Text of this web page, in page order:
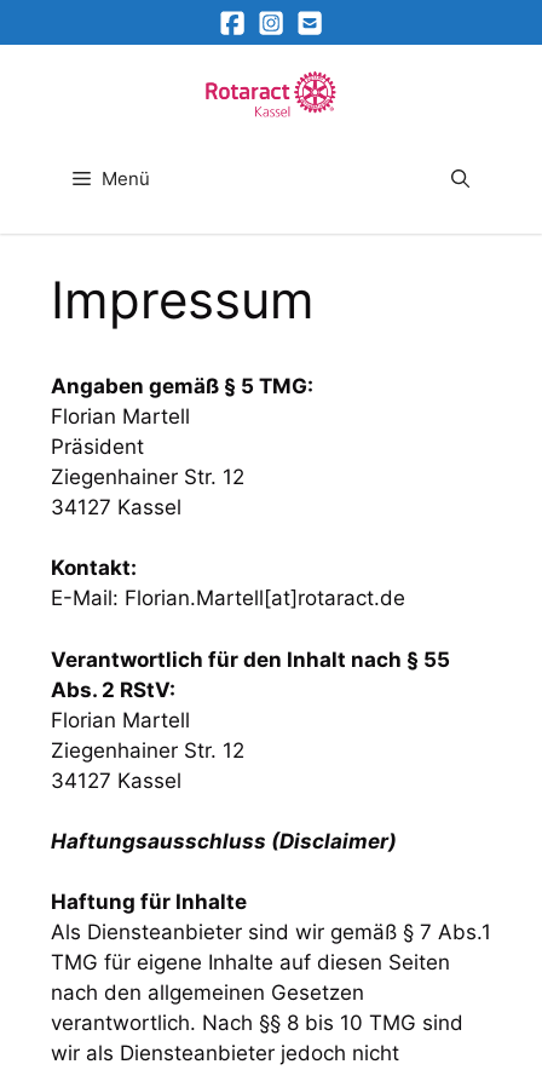
Inhalt
Menü
Impressum
Angaben gemäß § 5 TMG:
Florian Martell
Präsident
Ziegenhainer Str. 12
34127 Kassel
Kontakt:
E-Mail: Florian.Martell[at]rotaract.de
Verantwortlich für den Inhalt nach § 55
Abs. 2 RStV:
Florian Martell
Ziegenhainer Str. 12
34127 Kassel
Haftungsausschluss (Disclaimer)
Haftung für Inhalte
Als Diensteanbieter sind wir gemäß § 7 Abs.1
TMG für eigene Inhalte auf diesen Seiten
nach den allgemeinen Gesetzen
verantwortlich. Nach §§ 8 bis 10 TMG sind
wir als Diensteanbieter jedoch nicht